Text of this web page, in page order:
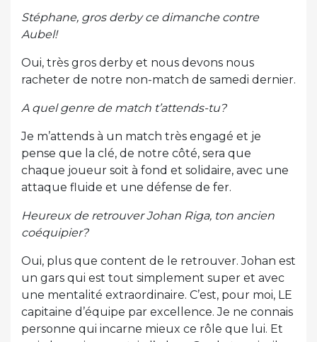
Stéphane, gros derby ce dimanche contre
Aubel!
Oui, très gros derby et nous devons nous
racheter de notre non-match de samedi dernier.
A quel genre de match t’attends-tu?
Je m’attends à un match très engagé et je
pense que la clé, de notre côté, sera que
chaque joueur soit à fond et solidaire, avec une
attaque fluide et une défense de fer.
Heureux de retrouver Johan Riga, ton ancien
coéquipier?
Oui, plus que content de le retrouver. Johan est
un gars qui est tout simplement super et avec
une mentalité extraordinaire. C’est, pour moi, LE
capitaine d’équipe par excellence. Je ne connais
personne qui incarne mieux ce rôle que lui. Et